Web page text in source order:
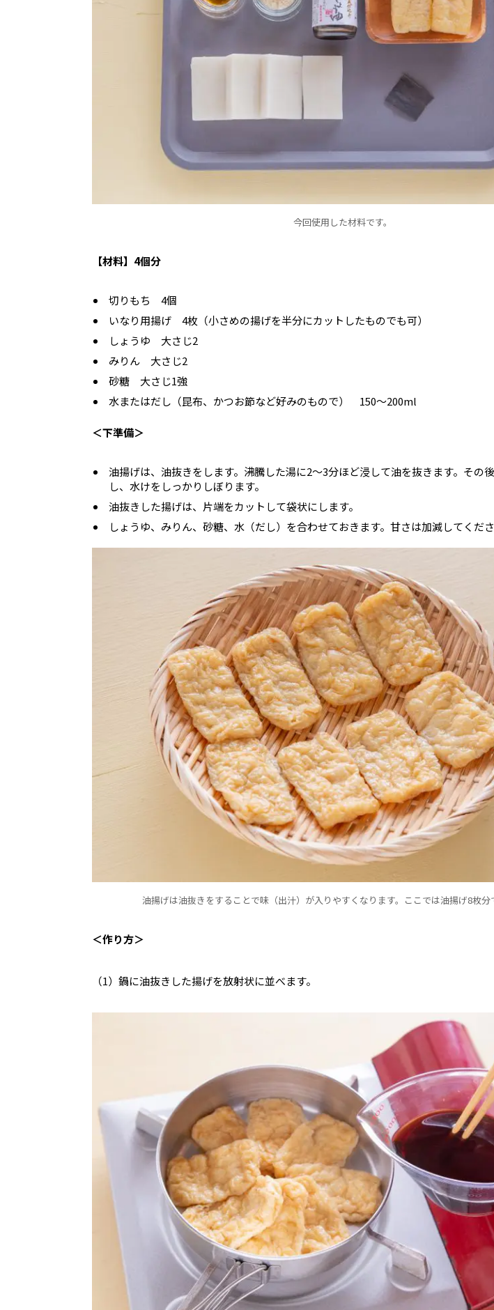
今回使用した材料です。
【材料】4個分
切りもち 4個
いなり用揚げ 4枚（小さめの揚げを半分にカットしたものでも可）
しょうゆ 大さじ2
みりん 大さじ2
砂糖 大さじ1強
水またはだし（昆布、かつお節など好みのもので） 150〜200ml
＜下準備＞
油揚げは、油抜きをします。沸騰した湯に2〜3分ほど浸して油を抜きます。その
し、水けをしっかりしぼります。
油抜きした揚げは、片端をカットして袋状にします。
しょうゆ、みりん、砂糖、水（だし）を合わせておきます。甘さは加減してくださ
油揚げは油抜きをすることで味（出汁）が入りやすくなります。ここでは油揚げ8枚分
＜作り方＞
（1）鍋に油抜きした揚げを放射状に並べます。